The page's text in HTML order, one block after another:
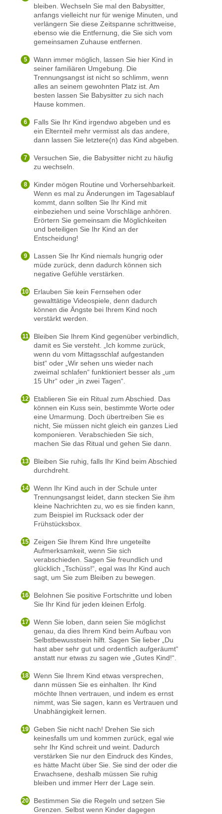
bleiben. Wechseln Sie mal den Babysitter,
anfangs vielleicht nur für wenige Minuten, und
verlängern Sie diese Zeitspanne schrittweise,
ebenso wie die Entfernung, die Sie sich vom
gemeinsamen Zuhause entfernen.
Wann immer möglich, lassen Sie hier Kind in
seiner familiären Umgebung. Die
Trennungsangst ist nicht so schlimm, wenn
alles an seinem gewohnten Platz ist. Am
besten lassen Sie Babysitter zu sich nach
Hause kommen.
Falls Sie Ihr Kind irgendwo abgeben und es
ein Elternteil mehr vermisst als das andere,
dann lassen Sie letztere(n) das Kind abgeben.
Versuchen Sie, die Babysitter nicht zu häufig
zu wechseln.
Kinder mögen Routine und Vorhersehbarkeit.
Wenn es mal zu Änderungen im Tagesablauf
kommt, dann sollten Sie Ihr Kind mit
einbeziehen und seine Vorschläge anhören.
Erörtern Sie gemeinsam die Möglichkeiten
und beteiligen Sie Ihr Kind an der
Entscheidung!
Lassen Sie Ihr Kind niemals hungrig oder
müde zurück, denn dadurch können sich
negative Gefühle verstärken.
Erlauben Sie kein Fernsehen oder
gewalttätige Videospiele, denn dadurch
können die Ängste bei Ihrem Kind noch
verstärkt werden.
Bleiben Sie Ihrem Kind gegenüber verbindlich,
damit es Sie versteht. „Ich komme zurück,
wenn du vom Mittagsschlaf aufgestanden
bist“ oder „Wir sehen uns wieder nach
zweimal schlafen“ funktioniert besser als „um
15 Uhr“ oder „in zwei Tagen“.
Etablieren Sie ein Ritual zum Abschied. Das
können ein Kuss sein, bestimmte Worte oder
eine Umarmung. Doch übertreiben Sie es
nicht, Sie müssen nicht gleich ein ganzes Lied
komponieren. Verabschieden Sie sich,
machen Sie das Ritual und gehen Sie dann.
Bleiben Sie ruhig, falls Ihr Kind beim Abschied
durchdreht.
Wenn Ihr Kind auch in der Schule unter
Trennungsangst leidet, dann stecken Sie ihm
kleine Nachrichten zu, wo es sie finden kann,
zum Beispiel im Rucksack oder der
Frühstücksbox.
Zeigen Sie Ihrem Kind Ihre ungeteilte
Aufmerksamkeit, wenn Sie sich
verabschieden. Sagen Sie freundlich und
glücklich „Tschüss!“, egal was Ihr Kind auch
sagt, um Sie zum Bleiben zu bewegen.
Belohnen Sie positive Fortschritte und loben
Sie Ihr Kind für jeden kleinen Erfolg.
Wenn Sie loben, dann seien Sie möglichst
genau, da dies Ihrem Kind beim Aufbau von
Selbstbewusstsein hilft. Sagen Sie lieber „Du
hast aber sehr gut und ordentlich aufgeräumt“
anstatt nur etwas zu sagen wie „Gutes Kind!“.
Wenn Sie Ihrem Kind etwas versprechen,
dann müssen Sie es einhalten. Ihr Kind
möchte Ihnen vertrauen, und indem es ernst
nimmt, was Sie sagen, kann es Vertrauen und
Unabhängigkeit lernen.
Geben Sie nicht nach! Drehen Sie sich
keinesfalls um und kommen zurück, egal wie
sehr Ihr Kind schreit und weint. Dadurch
verstärken Sie nur den Eindruck des Kindes,
es hätte Macht über Sie. Sie sind der oder die
Erwachsene, deshalb müssen Sie ruhig
bleiben und immer Herr der Lage sein.
Bestimmen Sie die Regeln und setzen Sie
Grenzen. Selbst wenn Kinder dagegen